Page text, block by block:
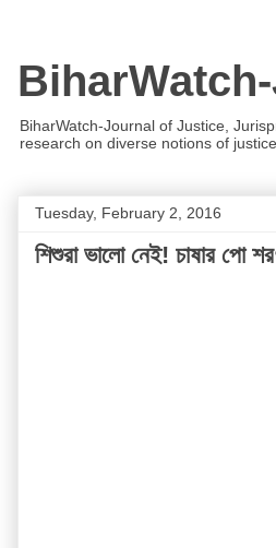
BiharWatch-Journal of Justice,
research on diverse notions of
Tuesday, February 2, 2016
শিশুরা ভালো নেই! চাষার পো